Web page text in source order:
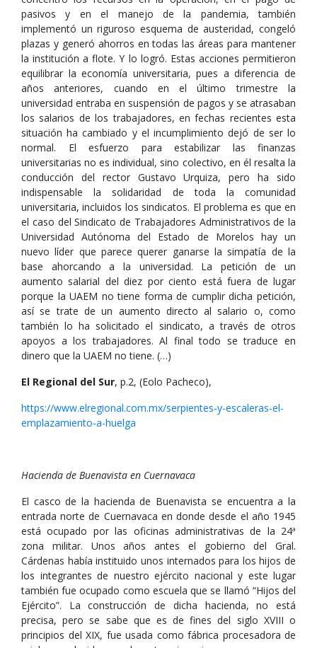
pasivos y en el manejo de la pandemia, también
implementó un riguroso esquema de austeridad, congeló
plazas y generó ahorros en todas las áreas para mantener
la institución a flote. Y lo logró. Estas acciones permitieron
equilibrar la economía universitaria, pues a diferencia de
años anteriores, cuando en el último trimestre la
universidad entraba en suspensión de pagos y se atrasaban
los salarios de los trabajadores, en fechas recientes esta
situación ha cambiado y el incumplimiento dejó de ser lo
normal. El esfuerzo para estabilizar las finanzas
universitarias no es individual, sino colectivo, en él resalta la
conducción del rector Gustavo Urquiza, pero ha sido
indispensable la solidaridad de toda la comunidad
universitaria, incluidos los sindicatos. El problema es que en
el caso del Sindicato de Trabajadores Administrativos de la
Universidad Autónoma del Estado de Morelos hay un
nuevo líder que parece querer ganarse la simpatía de la
base ahorcando a la universidad. La petición de un
aumento salarial del diez por ciento está fuera de lugar
porque la UAEM no tiene forma de cumplir dicha petición,
así se trate de un aumento directo al salario o, como
también lo ha solicitado el sindicato, a través de otros
apoyos a los trabajadores. Al final todo se traduce en
dinero que la UAEM no tiene. (…)
El Regional del Sur, p.2, (Eolo Pacheco),
https://www.elregional.com.mx/serpientes-y-escaleras-el-
emplazamiento-a-huelga
Hacienda de Buenavista en Cuernavaca
El casco de la hacienda de Buenavista se encuentra a la
entrada norte de Cuernavaca en donde desde el año 1945
está ocupado por las oficinas administrativas de la 24ª
zona militar. Unos años antes el gobierno del Gral.
Cárdenas había instituido unos internados para los hijos de
los integrantes de nuestro ejército nacional y este lugar
también fue ocupado como escuela que se llamó “Hijos del
Ejército”. La construcción de dicha hacienda, no está
precisa, pero se sabe que es de fines del siglo XVIII o
principios del XIX, fue usada como fábrica procesadora de